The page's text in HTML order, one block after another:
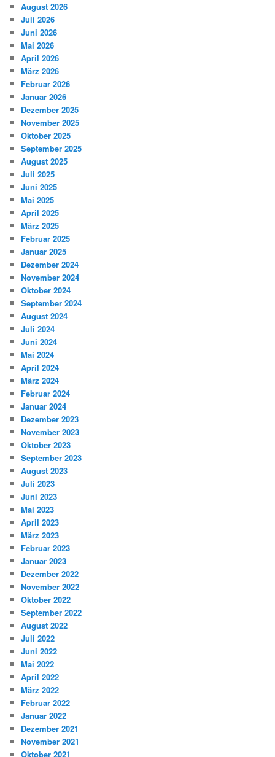
August 2026
Juli 2026
Juni 2026
Mai 2026
April 2026
März 2026
Februar 2026
Januar 2026
Dezember 2025
November 2025
Oktober 2025
September 2025
August 2025
Juli 2025
Juni 2025
Mai 2025
April 2025
März 2025
Februar 2025
Januar 2025
Dezember 2024
November 2024
Oktober 2024
September 2024
August 2024
Juli 2024
Juni 2024
Mai 2024
April 2024
März 2024
Februar 2024
Januar 2024
Dezember 2023
November 2023
Oktober 2023
September 2023
August 2023
Juli 2023
Juni 2023
Mai 2023
April 2023
März 2023
Februar 2023
Januar 2023
Dezember 2022
November 2022
Oktober 2022
September 2022
August 2022
Juli 2022
Juni 2022
Mai 2022
April 2022
März 2022
Februar 2022
Januar 2022
Dezember 2021
November 2021
Oktober 2021